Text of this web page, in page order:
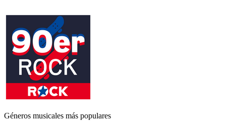
Géneros musicales más populares